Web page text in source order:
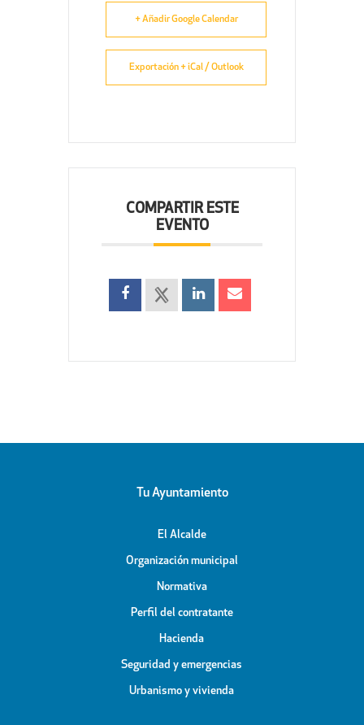
+ Añadir Google Calendar
Exportación + iCal / Outlook
COMPARTIR ESTE
EVENTO
Tu Ayuntamiento
El Alcalde
Organización municipal
Normativa
Perfil del contratante
Hacienda
Seguridad y emergencias
Urbanismo y vivienda